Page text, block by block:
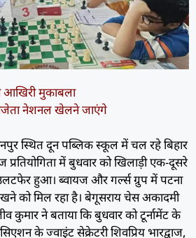
मुकाबला
नेशनल खेलने जाएंगे
स्थित दून पब्लिक स्कूल में चल रहे बिहार
में बुधवार को खिलाड़ी एक-दूसरे
हुआ। ब्वायज और गर्ल्स ग्रुप में पटना
को मिल रहा है। बेगूसराय चेस अकादमी
कुमार ने बताया कि बुधवार को टूर्नामेंट के
के ज्वाइंट सेक्रेटरी शिवप्रिय भारद्वाज,